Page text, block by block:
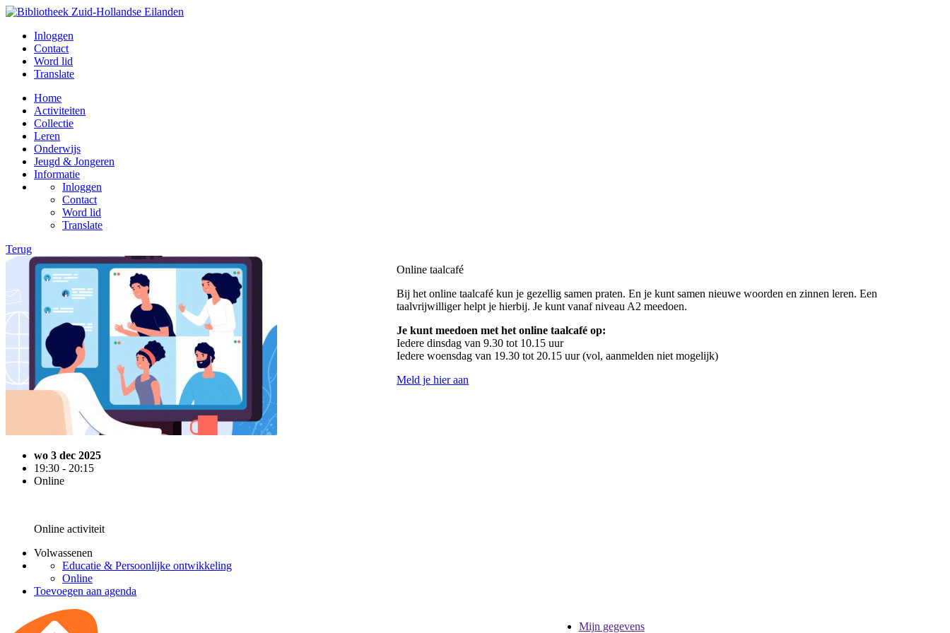
Inloggen
Contact
Word lid
Translate
Home
Activiteiten
Collectie
Leren
Onderwijs
Jeugd & Jongeren
Informatie
Inloggen
Contact
Word lid
Translate
Terug
wo 3 dec 2025
19:30 - 20:15
Online
Online activiteit
Volwassenen
Educatie & Persoonlijke ontwikkeling
Online
Toevoegen aan agenda
Online taalcafé
Bij het online taalcafé kun je gezellig samen praten. En je kunt samen nieuwe woorden en zinnen leren. Een
taalvrijwilliger helpt je hierbij. Je kunt vanaf niveau A2 meedoen.
Je kunt meedoen met het online taalcafé op:
Iedere dinsdag van 9.30 tot 10.15 uur
Iedere woensdag van 19.30 tot 20.15 uur (vol, aanmelden niet mogelijk)
Meld je hier aan
Mijn gegevens